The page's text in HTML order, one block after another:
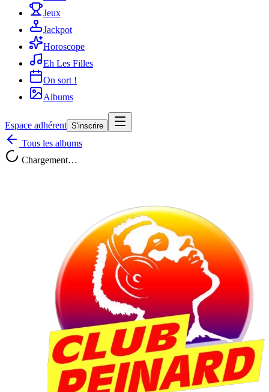
Jeux
Jackpot
Horoscope
Eh Les Filles
On sort !
Albums
Espace adhérent S'inscrire
Tous les albums
Chargement…